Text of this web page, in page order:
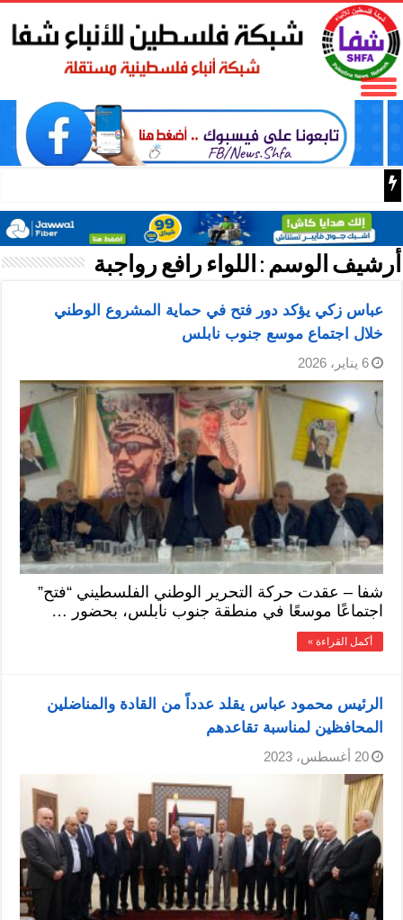
المكتب الحركي للعمال إقليم غرب غزة يختتم الدورة
أرشيف الوسم : اللواء رافع رواجبة
عباس زكي يؤكد دور فتح في حماية المشروع الوطني
خلال اجتماع موسع جنوب نابلس
6 يناير، 2026
شفا – عقدت حركة التحرير الوطني الفلسطيني “فتح”
اجتماعًا موسعًا في منطقة جنوب نابلس، بحضور …
أكمل القراءة »
الرئيس محمود عباس يقلد عدداً من القادة والمناضلين
المحافظين لمناسبة تقاعدهم
20 أغسطس، 2023